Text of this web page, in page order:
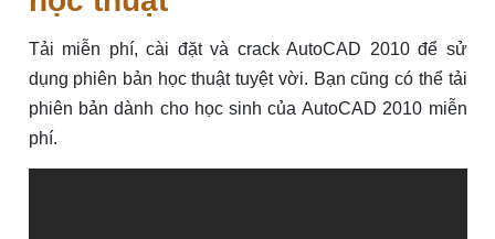
Tải miễn phí, cài đặt và crack AutoCAD 2010 để sử
dụng phiên bản học thuật tuyệt vời. Bạn cũng có thể tải
phiên bản dành cho học sinh của AutoCAD 2010 miễn
phí.